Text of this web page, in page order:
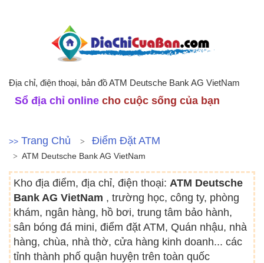
Địa chỉ, điện thoại, bản đồ ATM Deutsche Bank AG VietNam
Sổ địa chỉ online cho cuộc sống của bạn
>> Trang Chủ Điểm Đặt ATM
ATM Deutsche Bank AG VietNam
Kho địa điểm, địa chỉ, điện thoại: ATM Deutsche
Bank AG VietNam , trường học, công ty, phòng
khám, ngân hàng, hồ bơi, trung tâm bảo hành,
sân bóng đá mini, điểm đặt ATM, Quán nhậu, nhà
hàng, chùa, nhà thờ, cửa hàng kinh doanh... các
tỉnh thành phố quận huyện trên toàn quốc